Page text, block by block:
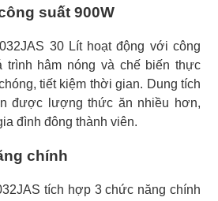
suất 900W
30 Lít hoạt động với công
trình hâm nóng và chế biến thực
tiết kiệm thời gian. Dung tích
được lượng thức ăn nhiều hơn,
đình đông thành viên.
chính
tích hợp 3 chức năng chính